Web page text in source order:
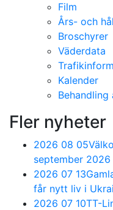
Film
Års- och
Broschyrer
Väderdata
Kalender
Fler nyheter
2026 08 05
september 2026
2026 07 13
får nytt liv i
2026 07 10TT-